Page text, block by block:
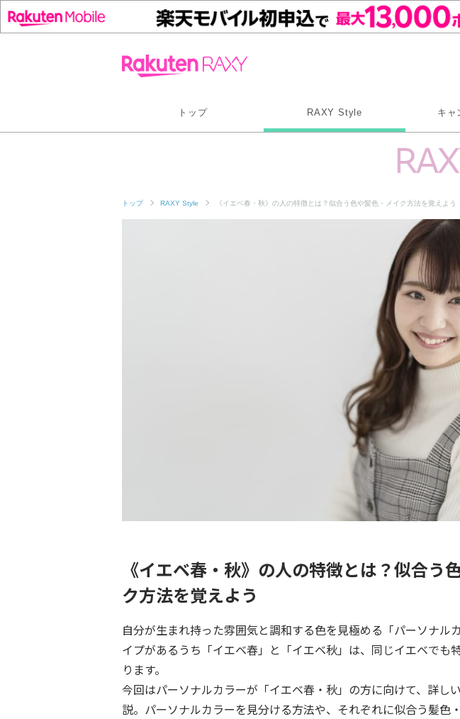
トップ RAXY Style キャ
トップ RAXY Style 《イエベ春・秋》の人の特徴とは？似合う色や髪色・メイク方法を覚えよう
《イエベ春・秋》の人の特徴とは？似合う
ク方法を覚えよう
自分が生まれ持った雰囲気と調和する色を見極める「パーソナル
イプがあるうち「イエベ春」と「イエベ秋」は、同じイエベでも
ります。
今回はパーソナルカラーが「イエベ春・秋」の方に向けて、詳し
説。パーソナルカラーを見分ける方法や、それぞれに似合う髪色